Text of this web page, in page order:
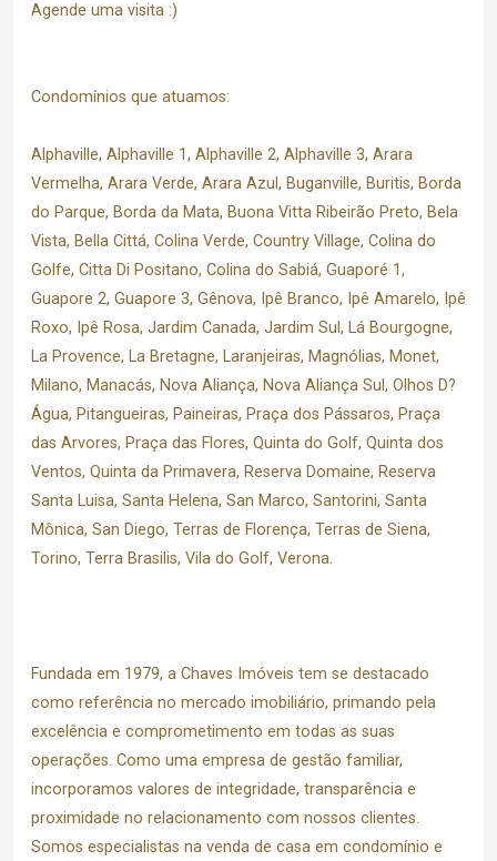
Agende uma visita :)
Condomínios que atuamos:
Alphaville, Alphaville 1, Alphaville 2, Alphaville 3, Arara
Vermelha, Arara Verde, Arara Azul, Buganville, Buritis, Borda
do Parque, Borda da Mata, Buona Vitta Ribeirão Preto, Bela
Vista, Bella Cittá, Colina Verde, Country Village, Colina do
Golfe, Citta Di Positano, Colina do Sabiá, Guaporé 1,
Guapore 2, Guapore 3, Gênova, Ipê Branco, Ipê Amarelo, Ipê
Roxo, Ipê Rosa, Jardim Canada, Jardim Sul, Lá Bourgogne,
La Provence, La Bretagne, Laranjeiras, Magnólias, Monet,
Milano, Manacás, Nova Aliança, Nova Aliança Sul, Olhos D?
Água, Pitangueiras, Paineiras, Praça dos Pássaros, Praça
das Arvores, Praça das Flores, Quinta do Golf, Quinta dos
Ventos, Quinta da Primavera, Reserva Domaine, Reserva
Santa Luisa, Santa Helena, San Marco, Santorini, Santa
Mônica, San Diego, Terras de Florença, Terras de Siena,
Torino, Terra Brasilis, Vila do Golf, Verona.
Fundada em 1979, a Chaves Imóveis tem se destacado
como referência no mercado imobiliário, primando pela
excelência e comprometimento em todas as suas
operações. Como uma empresa de gestão familiar,
incorporamos valores de integridade, transparência e
proximidade no relacionamento com nossos clientes.
Somos especialistas na venda de casa em condomínio e